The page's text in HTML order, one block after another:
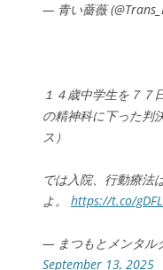
— 青い薔薇
１４歳中学生を７
の精神科に下った判
ス）
では入院、行動療法
よ。 https://t.co/
— まつもとメンタル
September 13, 2025